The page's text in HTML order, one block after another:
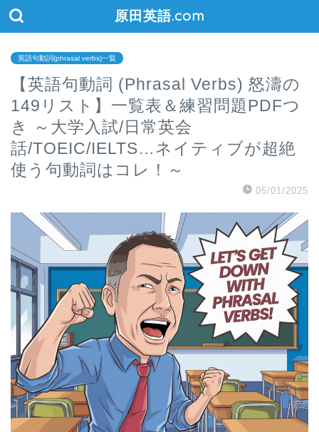
原田英語.com
英語句動詞(phrasal verbs)一覧
【英語句動詞 (Phrasal Verbs) 怒濤の
149リスト】一覧表＆練習問題PDFつ
き ～大学入試/日常英会
話/TOEIC/IELTS…ネイティブが超絶
使う句動詞はコレ！～
05/01/2025